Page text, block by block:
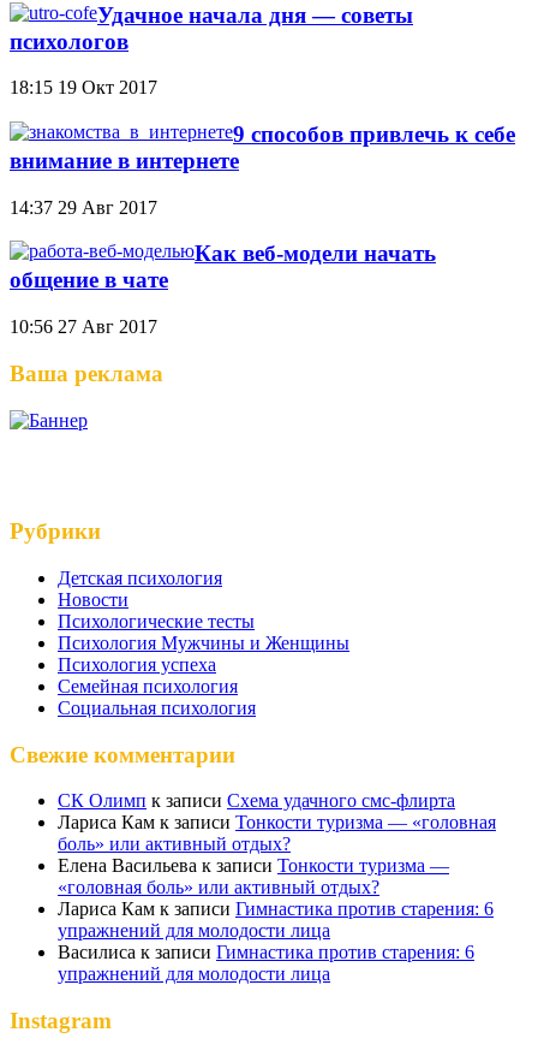
Удачное начала дня — советы
психологов
18:15 19 Окт 2017
9 способов привлечь к себе
внимание в интернете
14:37 29 Авг 2017
Как веб-модели начать
общение в чате
10:56 27 Авг 2017
Ваша реклама
Рубрики
Детская психология
Новости
Психологические тесты
Психология Мужчины и Женщины
Психология успеха
Семейная психология
Социальная психология
Свежие комментарии
СК Олимп к записи Схема удачного смс-флирта
Лариса Кам к записи Тонкости туризма — «головная
боль» или активный отдых?
Елена Васильева к записи Тонкости туризма —
«головная боль» или активный отдых?
Лариса Кам к записи Гимнастика против старения: 6
упражнений для молодости лица
Василиса к записи Гимнастика против старения: 6
упражнений для молодости лица
Instagram